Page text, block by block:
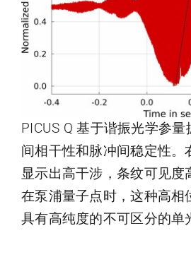
PICUS Q 基于谐振光学参
间相干性和脉冲间稳定性。
显示出高干涉，条纹可见度
在泵浦量子点时，这种高相
具有高纯度的不可区分的单